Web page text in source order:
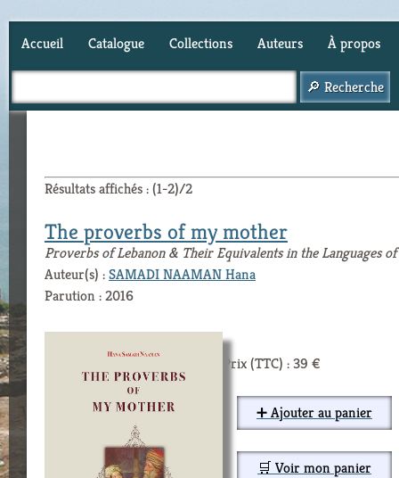
Accueil Catalogue Collections Auteurs À propos
Résultats affichés : (1-2)/2
The proverbs of my mother
Proverbs of Lebanon & Their Equivalents in the Languages
Auteur(s) :SAMADI NAAMAN Hana
Parution : 2016
Prix (TTC) : 39 €
➕ Ajouter au panier
🛒 Voir mon panier